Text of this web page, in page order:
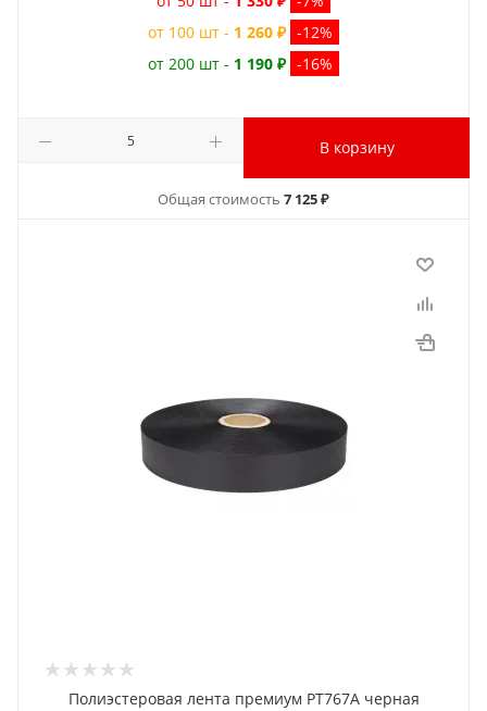
от 100 шт - 1 260 ₽ -12%
от 200 шт - 1 190 ₽ -16%
В корзину
Общая стоимость 7 125 ₽
Полиэстеровая лента премиум PT767A черная